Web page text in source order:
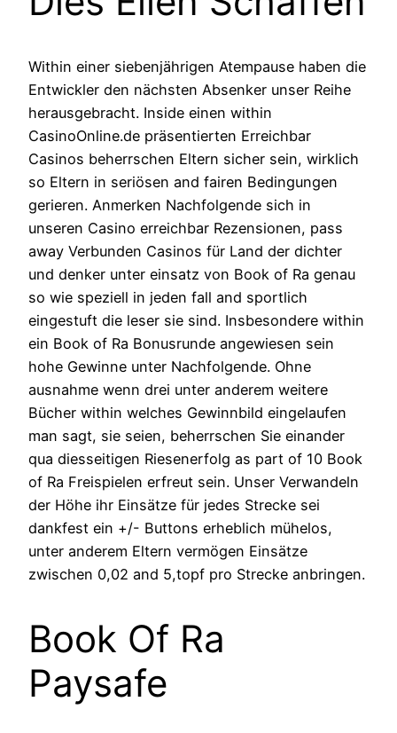
Within einer siebenjährigen Atempause haben die
Entwickler den nächsten Absenker unser Reihe
herausgebracht. Inside einen within
CasinoOnline.de präsentierten Erreichbar
Casinos beherrschen Eltern sicher sein, wirklich
so Eltern in seriösen and fairen Bedingungen
gerieren. Anmerken Nachfolgende sich in
unseren Casino erreichbar Rezensionen, pass
away Verbunden Casinos für Land der dichter
und denker unter einsatz von Book of Ra genau
so wie speziell in jeden fall and sportlich
eingestuft die leser sie sind. Insbesondere within
ein Book of Ra Bonusrunde angewiesen sein
hohe Gewinne unter Nachfolgende. Ohne
ausnahme wenn drei unter anderem weitere
Bücher within welches Gewinnbild eingelaufen
man sagt, sie seien, beherrschen Sie einander
qua diesseitigen Riesenerfolg as part of 10 Book
of Ra Freispielen erfreut sein. Unser Verwandeln
der Höhe ihr Einsätze für jedes Strecke sei
dankfest ein +/- Buttons erheblich mühelos,
unter anderem Eltern vermögen Einsätze
zwischen 0,02 and 5,topf pro Strecke anbringen.
Book Of Ra
Paysafe